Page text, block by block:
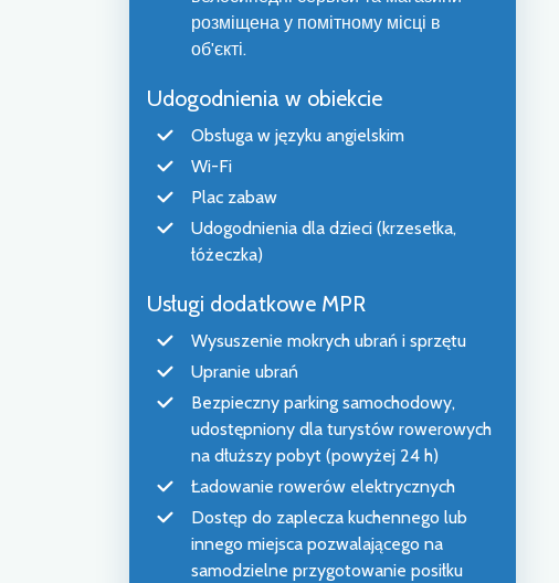
розміщена у помітному місці в
об'єкті.
Udogodnienia w obiekcie
Obsługa w języku angielskim
Wi-Fi
Plac zabaw
Udogodnienia dla dzieci (krzesełka,
łóżeczka)
Usługi dodatkowe MPR
Wysuszenie mokrych ubrań i sprzętu
Upranie ubrań
Bezpieczny parking samochodowy,
udostępniony dla turystów rowerowych
na dłuższy pobyt (powyżej 24 h)
Ładowanie rowerów elektrycznych
Dostęp do zaplecza kuchennego lub
innego miejsca pozwalającego na
samodzielne przygotowanie posiłku